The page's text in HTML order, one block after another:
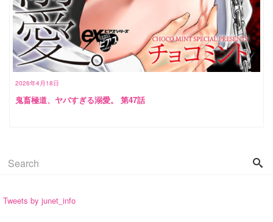
2026年4月18日
鬼畜極道、ヤバすぎる溺愛。 第47話
Tweets by junet_info